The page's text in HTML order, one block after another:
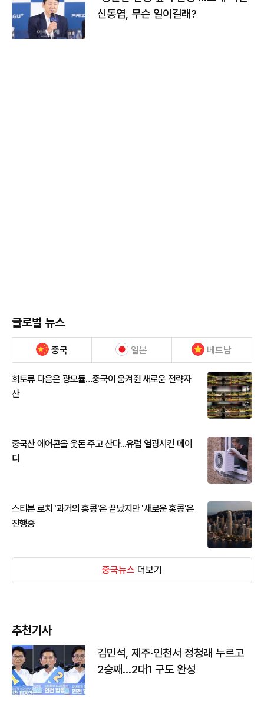
신동엽, 무슨 일이길래?
글로벌 뉴스
중국 일본 베트남
희토류 다음은 광모듈…중국이 움켜쥔 새로운 전략자
산
중국산 에어콘을 웃돈 주고 산다...유럽 열광시킨 메이
디
스티븐 로치 '과거의 홍콩'은 끝났지만 '새로운 홍콩'은
진행중
중국뉴스 더보기
추천기사
김민석, 제주·인천서 정청래 누르고
2승째…2대1 구도 완성